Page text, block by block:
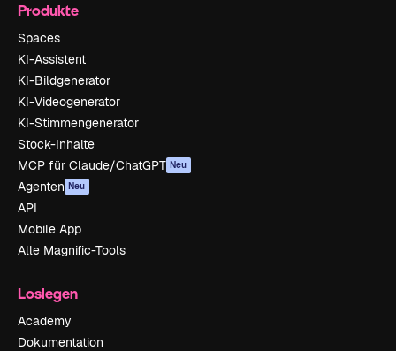
Produkte
Spaces
KI-Assistent
KI-Bildgenerator
KI-Videogenerator
KI-Stimmengenerator
Stock-Inhalte
MCP für Claude/ChatGPT Neu
Agenten Neu
API
Mobile App
Alle Magnific-Tools
Loslegen
Academy
Dokumentation